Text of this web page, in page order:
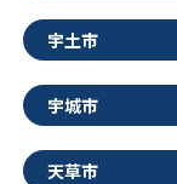
宇土市
宇城市
天草市